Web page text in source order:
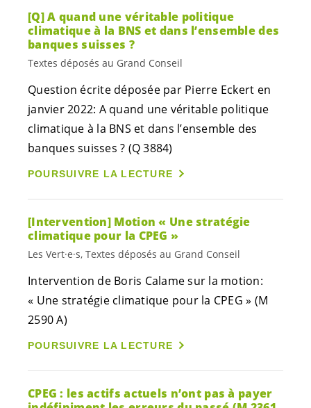
[Q] A quand une véritable politique
climatique à la BNS et dans l’ensemble des
banques suisses ?
Textes déposés au Grand Conseil
Question écrite déposée par Pierre Eckert en
janvier 2022: A quand une véritable politique
climatique à la BNS et dans l’ensemble des
banques suisses ? (Q 3884)
POURSUIVRE LA LECTURE
[Intervention] Motion « Une stratégie
climatique pour la CPEG »
Les Vert·e·s, Textes déposés au Grand Conseil
Intervention de Boris Calame sur la motion:
« Une stratégie climatique pour la CPEG » (M
2590 A)
POURSUIVRE LA LECTURE
CPEG : les actifs actuels n’ont pas à payer